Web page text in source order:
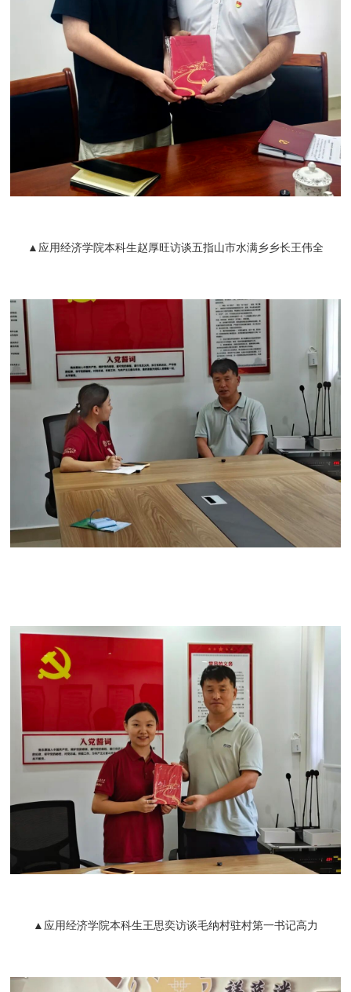
▲应用经济学院本科生赵厚旺访谈五指山市水满乡乡长王伟全
▲应用经济学院本科生王思奕访谈毛纳村驻村第一书记高力